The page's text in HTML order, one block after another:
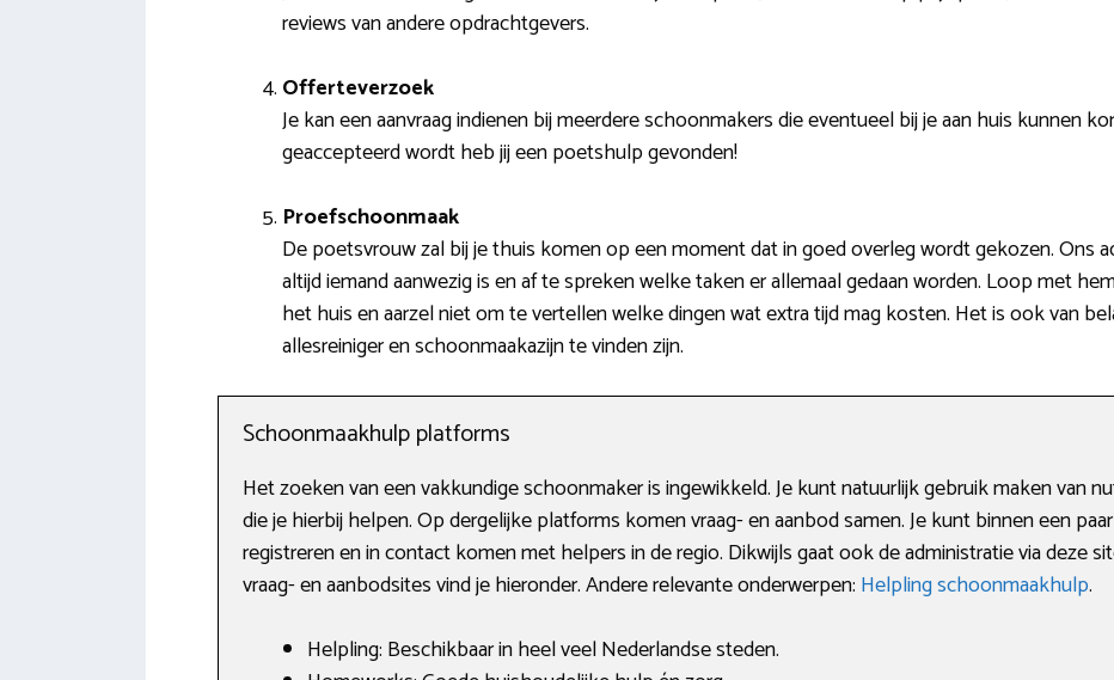
reviews van andere opdrachtgevers.
Offerteverzoek
Je kan een aanvraag indienen bij meerdere schoonmakers die eventueel bij je aan huis kunnen
geaccepteerd wordt heb jij een poetshulp gevonden!
Proefschoonmaak
De poetsvrouw zal bij je thuis komen op een moment dat in goed overleg wordt gekozen. Ons
altijd iemand aanwezig is en af te spreken welke taken er allemaal gedaan worden. Loop met
het huis en aarzel niet om te vertellen welke dingen wat extra tijd mag kosten. Het is ook van
allesreiniger en schoonmaakazijn te vinden zijn.
Schoonmaakhulp platforms
Het zoeken van een vakkundige schoonmaker is ingewikkeld. Je kunt natuurlijk gebruik maken van
die je hierbij helpen. Op dergelijke platforms komen vraag- en aanbod samen. Je kunt binnen een
registreren en in contact komen met helpers in de regio. Dikwijls gaat ook de administratie via deze
vraag- en aanbodsites vind je hieronder. Andere relevante onderwerpen: Helpling schoonmaakhulp.
Helpling: Beschikbaar in heel veel Nederlandse steden.